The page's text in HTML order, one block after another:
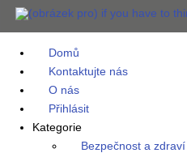
Domů
Kontaktujte nás
O nás
Přihlásit
Kategorie
Bezpečnost a zdraví